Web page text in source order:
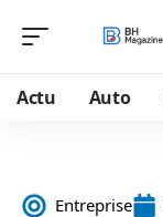
Actu Auto
Entreprise